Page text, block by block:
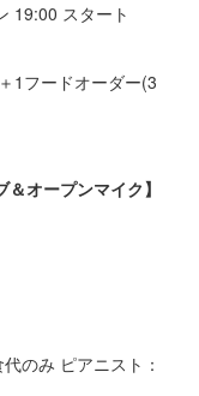
19:00 スタート
ードオーダー(3
オープンマイク】
のみ ピアニスト：